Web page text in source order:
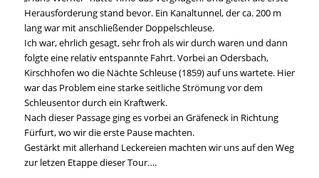
Herausforderung stand bevor. Ein Kanaltunnel, der ca. 200 m
lang war mit anschließender Doppelschleuse.
Ich war, ehrlich gesagt, sehr froh als wir durch waren und dann
folgte eine relativ entspannte Fahrt. Vorbei an Odersbach,
Kirschhofen wo die Nächte Schleuse (1859) auf uns wartete. Hier
war das Problem eine starke seitliche Strömung vor dem
Schleusentor durch ein Kraftwerk.
Nach dieser Passage ging es vorbei an Gräfeneck in Richtung
Fürfurt, wo wir die erste Pause machten.
Gestärkt mit allerhand Leckereien machten wir uns auf den Weg
zur letzen Etappe dieser Tour….